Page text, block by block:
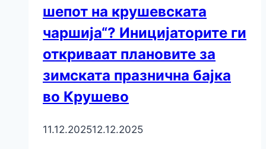
шепот на крушевската
чаршија“? Иницијаторите ги
откриваат плановите за
зимската празнична бајка
во Крушево
11.12.202512.12.2025